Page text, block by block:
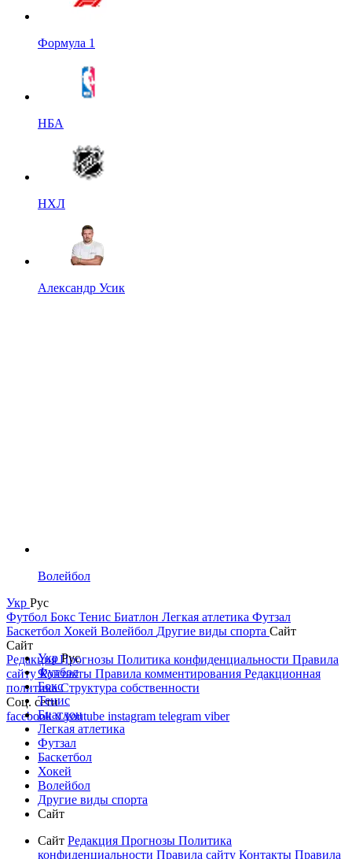
Формула 1
НБА
НХЛ
Александр Усик
Волейбол
Укр Рус
Футбол Бокс Тенис Биатлон Легкая атлетика Футзал
Баскетбол Хокей Волейбол Другие виды спорта Сайт
Сайт
РедакцияПрогнозы Политика конфиденциальности Правила
сайтуКонтакты Правила комментирования Редакционная
политикаСтруктура собственности
Соц. сети
facebookxyoutube instagram telegram viber
УкрРус
Футбол
Бокс
Тенис
Биатлон
Легкая атлетика
Футзал
Баскетбол
Хокей
Волейбол
Другие виды спорта
Сайт
Сайт Редакция Прогнозы Политика
конфиденциальности Правила сайту Контакты Правила